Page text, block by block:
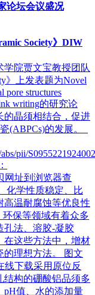
论坛会议盛况
Society》DIW
学院贾文宝教授团队
》上发表题为Novel
pore structures
writing的研究论
的晶须相结合，促进
的发展。
pii/
网址到浏览器查
学性质稳定、比
高温耐腐蚀等优良性
、环保等领域有着众多
法、溶胶-凝胶
在这些方法中，增材
想方法。 图文
线下载采用原位反
结构的硼酸铝品须多
pH值、水的添加量